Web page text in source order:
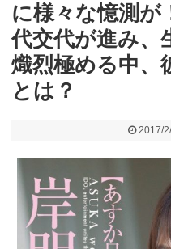
に様々な憶測
代交代が進み、
熾烈極める中、
とは？
2017/